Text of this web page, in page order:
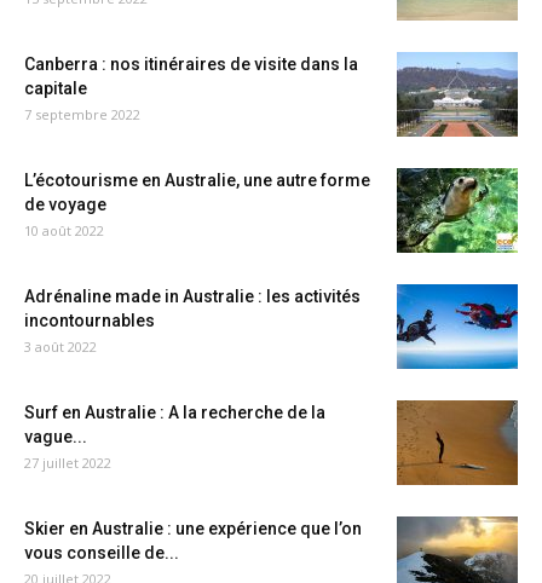
Canberra : nos itinéraires de visite dans la
capitale
7 septembre 2022
L’écotourisme en Australie, une autre forme
de voyage
10 août 2022
Adrénaline made in Australie : les activités
incontournables
3 août 2022
Surf en Australie : A la recherche de la
vague...
27 juillet 2022
Skier en Australie : une expérience que l’on
vous conseille de...
20 juillet 2022